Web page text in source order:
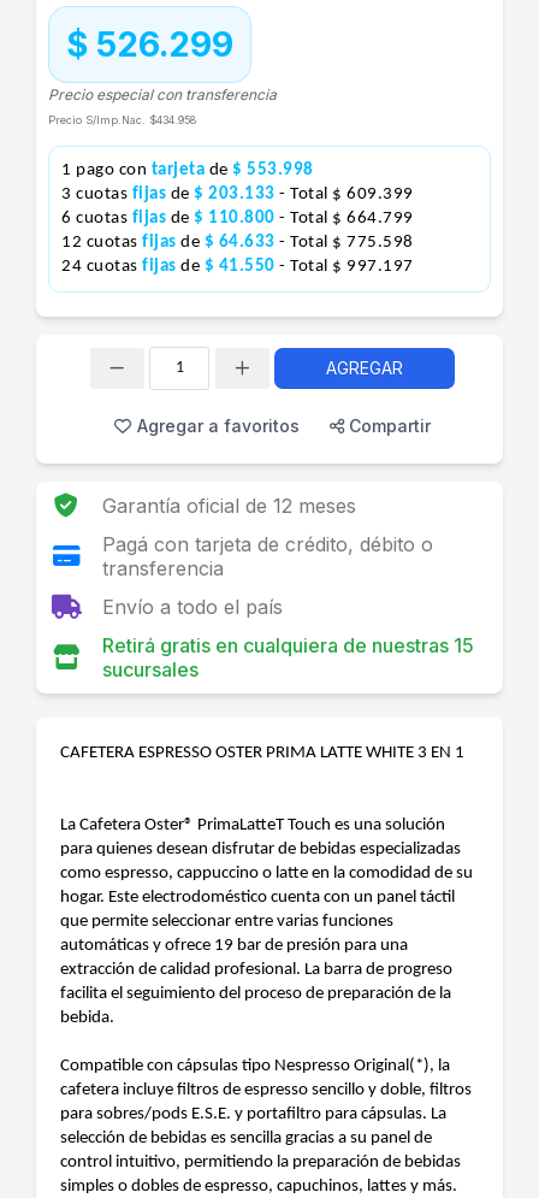
$ 526.299
Precio especial con transferencia
Precio S/Imp.Nac. $434.958
1 pago con tarjeta de $ 553.998
3 cuotas fijas de $ 203.133 - Total $ 609.399
6 cuotas fijas de $ 110.800 - Total $ 664.799
12 cuotas fijas de $ 64.633 - Total $ 775.598
24 cuotas fijas de $ 41.550 - Total $ 997.197
AGREGAR
Agregar a favoritos Compartir
Garantía oficial de 12 meses
Pagá con tarjeta de crédito, débito o
transferencia
Envío a todo el país
Retirá gratis en cualquiera de nuestras 15
sucursales
CAFETERA ESPRESSO OSTER PRIMA LATTE WHITE 3 EN 1
La Cafetera Oster® PrimaLatteT Touch es una solución
para quienes desean disfrutar de bebidas especializadas
como espresso, cappuccino o latte en la comodidad de su
hogar. Este electrodoméstico cuenta con un panel táctil
que permite seleccionar entre varias funciones
automáticas y ofrece 19 bar de presión para una
extracción de calidad profesional. La barra de progreso
facilita el seguimiento del proceso de preparación de la
bebida.
Compatible con cápsulas tipo Nespresso Original(*), la
cafetera incluye filtros de espresso sencillo y doble, filtros
para sobres/pods E.S.E. y portafiltro para cápsulas. La
selección de bebidas es sencilla gracias a su panel de
control intuitivo, permitiendo la preparación de bebidas
simples o dobles de espresso, capuchinos, lattes y más.